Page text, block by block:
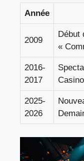
Année
2009
Début
«
2016-
2017
2025-
2026